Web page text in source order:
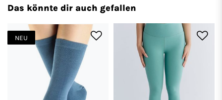
Das könnte dir auch gefallen
NEU